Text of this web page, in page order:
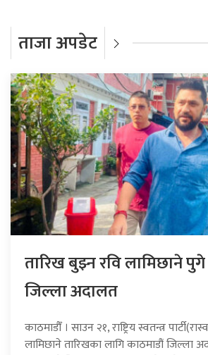
ताजा अपडेट
तारिख बुझ्न रवि लामिछाने
जिल्ला अदालत
काठमाडौँ । साउन २१, राष्ट्रिय स्वतन्त्र
लामिछाने तारिखका लागि काठमाडौं जिल्ला